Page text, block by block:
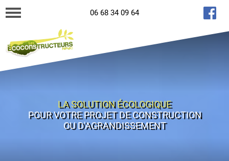
06 68 34 09 64
LA SOLUTION ÉCOLOGIQUE
POUR VOTRE PROJET DE CONSTRUCTION
OU D'AGRANDISSEMENT